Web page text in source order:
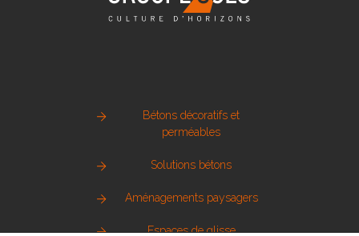
Bétons décoratifs et
perméables
Solutions bétons
Aménagements paysagers
Espaces de glisse